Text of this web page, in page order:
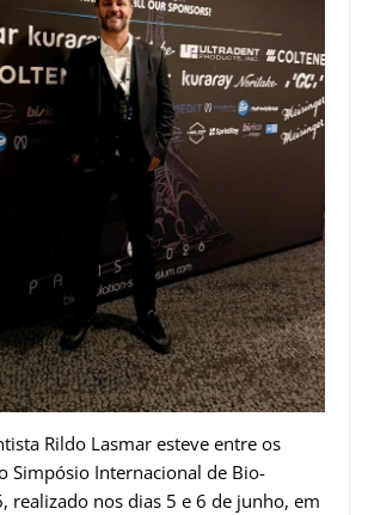
Rildo Lasmar esteve entre os
Simpósio Internacional de Bio-
realizado nos dias 5 e 6 de junho, em